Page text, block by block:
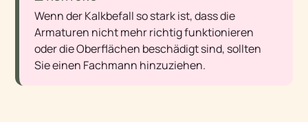
Wenn der Kalkbefall so stark ist, dass die
Armaturen nicht mehr richtig funktionieren
oder die Oberflächen beschädigt sind, sollten
Sie einen Fachmann hinzuziehen.